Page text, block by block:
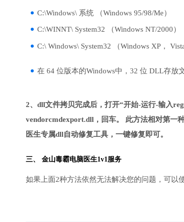
C:\Windows\ 系统 （Windows 95/98/Me）
C:\WINNT\ System32 （Windows NT/2000）
C:\ Windows\ System32 （Windows XP，
在 64 位版本的Windows中，32 位 DLL存放
2、dll文件拷贝完成后，打开“开始-运行-输入
vendorcmdexport.dll，回车。 此方法相对第一
医生专属dll自动修复工具，一键修复即可。
三、 金山毒霸电脑医生1v1服务
如果上面2种方法依然无法解决您的问题，可以